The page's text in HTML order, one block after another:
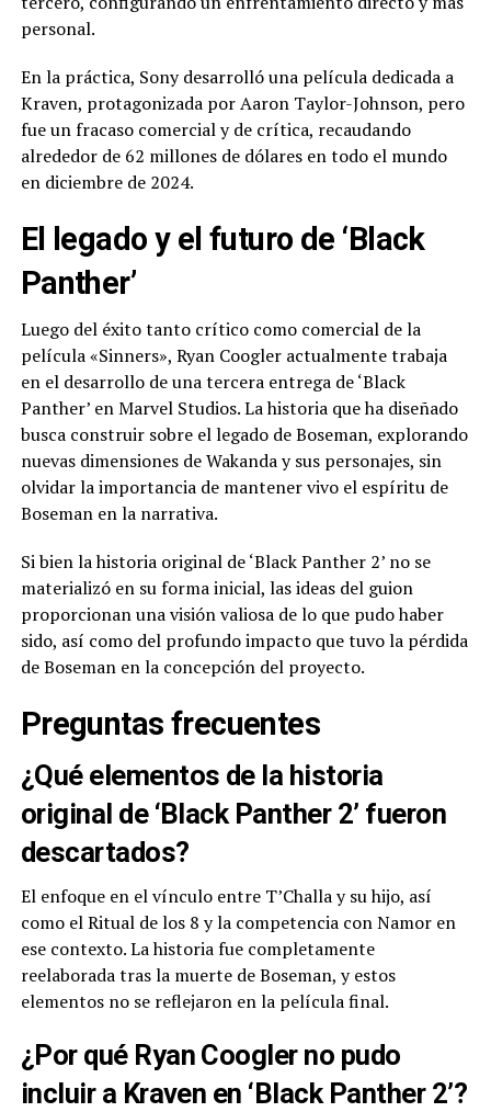
personal.
En la práctica, Sony desarrolló una película dedicada a
Kraven, protagonizada por Aaron Taylor-Johnson, pero
fue un fracaso comercial y de crítica, recaudando
alrededor de 62 millones de dólares en todo el mundo
en diciembre de 2024.
El legado y el futuro de ‘Black
Panther’
Luego del éxito tanto crítico como comercial de la
película «Sinners», Ryan Coogler actualmente trabaja
en el desarrollo de una tercera entrega de ‘Black
Panther’ en Marvel Studios. La historia que ha diseñado
busca construir sobre el legado de Boseman, explorando
nuevas dimensiones de Wakanda y sus personajes, sin
olvidar la importancia de mantener vivo el espíritu de
Boseman en la narrativa.
Si bien la historia original de ‘Black Panther 2’ no se
materializó en su forma inicial, las ideas del guion
proporcionan una visión valiosa de lo que pudo haber
sido, así como del profundo impacto que tuvo la pérdida
de Boseman en la concepción del proyecto.
Preguntas frecuentes
¿Qué elementos de la historia
original de ‘Black Panther 2’ fueron
descartados?
El enfoque en el vínculo entre T’Challa y su hijo, así
como el Ritual de los 8 y la competencia con Namor en
ese contexto. La historia fue completamente
reelaborada tras la muerte de Boseman, y estos
elementos no se reflejaron en la película final.
¿Por qué Ryan Coogler no pudo
incluir a Kraven en ‘Black Panther 2’?